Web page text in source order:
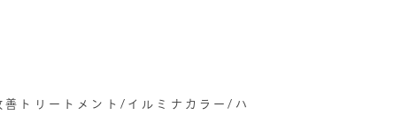
トリートメント/イルミナカラー/ハ